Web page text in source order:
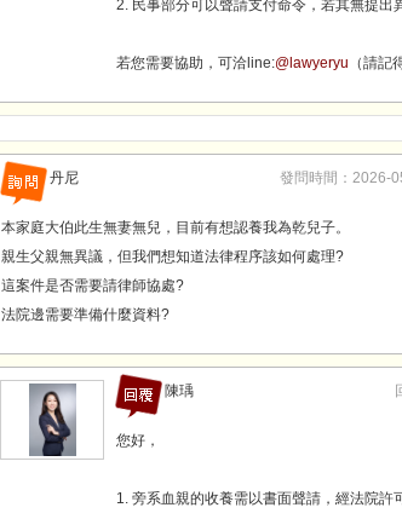
2. 民事部分可以聲請支付命令，若其無提出
若您需要協助，可洽line:@lawyeryu （請記
丹尼 發問時間：2026-
本家庭大伯此生無妻無兒，目前有想認養我為乾兒子。
親生父親無異議，但我們想知道法律程序該如何處理?
這案件是否需要請律師協處?
法院邊需要準備什麼資料?
陳瑀
您好，
1. 旁系血親的收養需以書面聲請，經法院許